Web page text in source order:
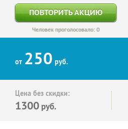
ПОВТОРИТЬ АКЦИЮ
Человек проголосовало: 0
от 250 руб.
Цена без скидки:
1300 руб.